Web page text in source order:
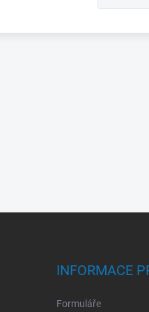
INFORMACE
Formuláře